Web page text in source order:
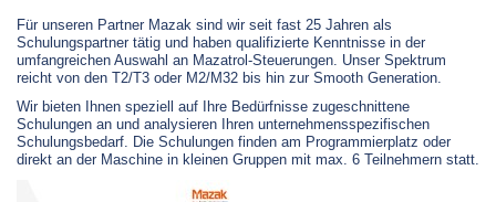
Für unseren Partner Mazak sind wir seit fast 25 Jahren als
Schulungspartner tätig und haben qualifizierte Kenntnisse in der
umfangreichen Auswahl an Mazatrol-Steuerungen. Unser Spektrum
reicht von den T2/T3 oder M2/M32 bis hin zur Smooth Generation.
Wir bieten Ihnen speziell auf Ihre Bedürfnisse zugeschnittene
Schulungen an und analysieren Ihren unternehmensspezifischen
Schulungsbedarf. Die Schulungen finden am Programmierplatz oder
direkt an der Maschine in kleinen Gruppen mit max. 6 Teilnehmern statt.